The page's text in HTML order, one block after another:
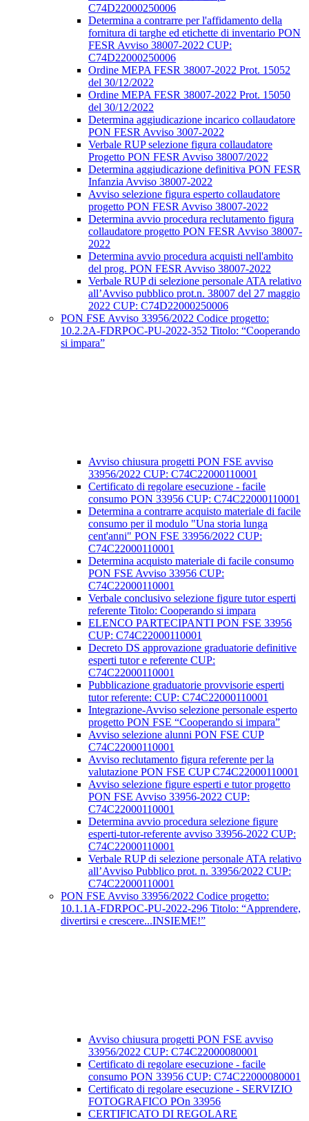
C74D22000250006
Determina a contrarre per l'affidamento della
fornitura di targhe ed etichette di inventario PON
FESR Avviso 38007-2022 CUP:
C74D22000250006
Ordine MEPA FESR 38007-2022 Prot. 15052
del 30/12/2022
Ordine MEPA FESR 38007-2022 Prot. 15050
del 30/12/2022
Determina aggiudicazione incarico collaudatore
PON FESR Avviso 3007-2022
Verbale RUP selezione figura collaudatore
Progetto PON FESR Avviso 38007/2022
Determina aggiudicazione definitiva PON FESR
Infanzia Avviso 38007-2022
Avviso selezione figura esperto collaudatore
progetto PON FESR Avviso 38007-2022
Determina avvio procedura reclutamento figura
collaudatore progetto PON FESR Avviso 38007-
2022
Determina avvio procedura acquisti nell'ambito
del prog. PON FESR Avviso 38007-2022
Verbale RUP di selezione personale ATA relativo
all’Avviso pubblico prot.n. 38007 del 27 maggio
2022 CUP: C74D22000250006
PON FSE Avviso 33956/2022 Codice progetto:
10.2.2A-FDRPOC-PU-2022-352 Titolo: “Cooperando
si impara”
Avviso chiusura progetti PON FSE avviso
33956/2022 CUP: C74C22000110001
Certificato di regolare esecuzione - facile
consumo PON 33956 CUP: C74C22000110001
Determina a contrarre acquisto materiale di facile
consumo per il modulo "Una storia lunga
cent'anni" PON FSE 33956/2022 CUP:
C74C22000110001
Determina acquisto materiale di facile consumo
PON FSE Avviso 33956 CUP:
C74C22000110001
Verbale conclusivo selezione figure tutor esperti
referente Titolo: Cooperando si impara
ELENCO PARTECIPANTI PON FSE 33956
CUP: C74C22000110001
Decreto DS approvazione graduatorie definitive
esperti tutor e referente CUP:
C74C22000110001
Pubblicazione graduatorie provvisorie esperti
tutor referente: CUP: C74C22000110001
Integrazione-Avviso selezione personale esperto
progetto PON FSE “Cooperando si impara”
Avviso selezione alunni PON FSE CUP
C74C22000110001
Avviso reclutamento figura referente per la
valutazione PON FSE CUP C74C22000110001
Avviso selezione figure esperti e tutor progetto
PON FSE Avviso 33956-2022 CUP:
C74C22000110001
Determina avvio procedura selezione figure
esperti-tutor-referente avviso 33956-2022 CUP:
C74C22000110001
Verbale RUP di selezione personale ATA relativo
all’Avviso Pubblico prot. n. 33956/2022 CUP:
C74C22000110001
PON FSE Avviso 33956/2022 Codice progetto:
10.1.1A-FDRPOC-PU-2022-296 Titolo: “Apprendere,
divertirsi e crescere...INSIEME!”
Avviso chiusura progetti PON FSE avviso
33956/2022 CUP: C74C22000080001
Certificato di regolare esecuzione - facile
consumo PON 33956 CUP: C74C22000080001
Certificato di regolare esecuzione - SERVIZIO
FOTOGRAFICO POn 33956
CERTIFICATO DI REGOLARE